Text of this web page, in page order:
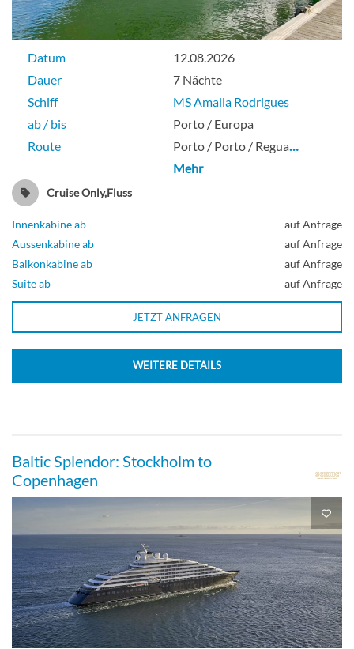
Datum
12.08.2026
Dauer
7 Nächte
Schiff
MS Amalia Rodrigues
ab / bis
Porto / Europa
Route
Porto / Porto / Regua…
Mehr
Cruise Only,Fluss
Innenkabine ab
auf Anfrage
Aussenkabine ab
auf Anfrage
Balkonkabine ab
auf Anfrage
Suite ab
auf Anfrage
JETZT ANFRAGEN
WEITERE DETAILS
Baltic Splendor: Stockholm to
Copenhagen